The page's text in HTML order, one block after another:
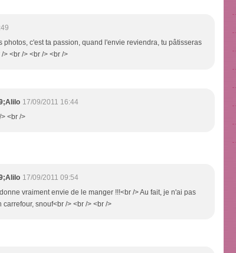
photos, c'est ta passion, quand l'envie reviendra, tu pâtisseras
<br /> <br /> <br />
17/09/2011 16:44
<br />
17/09/2011 09:54
vraiment envie de le manger !!!<br /> Au fait, je n'ai pas
snouf<br /> <br /> <br />